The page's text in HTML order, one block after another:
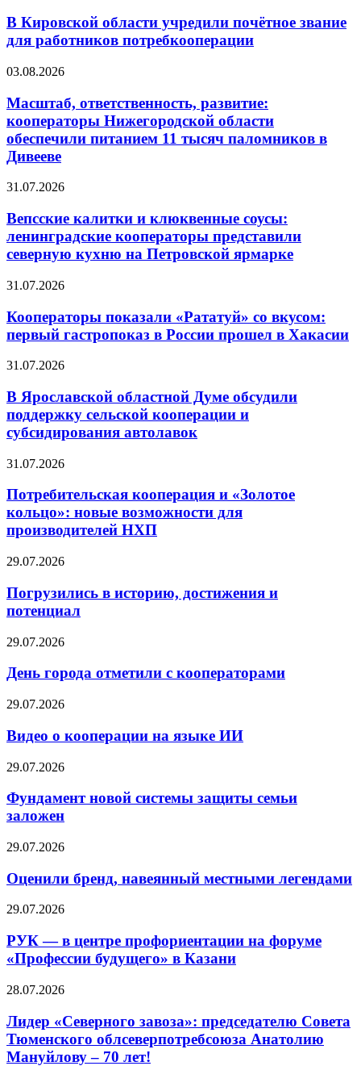
В Кировской области учредили почётное звание
для работников потребкооперации
03.08.2026
Масштаб, ответственность, развитие:
кооператоры Нижегородской области
обеспечили питанием 11 тысяч паломников в
Дивееве
31.07.2026
Вепсские калитки и клюквенные соусы:
ленинградские кооператоры представили
северную кухню на Петровской ярмарке
31.07.2026
Кооператоры показали «Рататуй» со вкусом:
первый гастропоказ в России прошел в Хакасии
31.07.2026
В Ярославской областной Думе обсудили
поддержку сельской кооперации и
субсидирования автолавок
31.07.2026
Потребительская кооперация и «Золотое
кольцо»: новые возможности для
производителей НХП
29.07.2026
Погрузились в историю, достижения и
потенциал
29.07.2026
День города отметили с кооператорами
29.07.2026
Видео о кооперации на языке ИИ
29.07.2026
Фундамент новой системы защиты семьи
заложен
29.07.2026
Оценили бренд, навеянный местными легендами
29.07.2026
РУК — в центре профориентации на форуме
«Профессии будущего» в Казани
28.07.2026
Лидер «Северного завоза»: председателю Совета
Тюменского облсеверпотребсоюза Анатолию
Мануйлову – 70 лет!